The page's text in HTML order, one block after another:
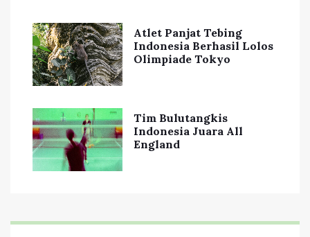
Atlet Panjat Tebing
Indonesia Berhasil Lolos
Olimpiade Tokyo
Tim Bulutangkis
Indonesia Juara All
England